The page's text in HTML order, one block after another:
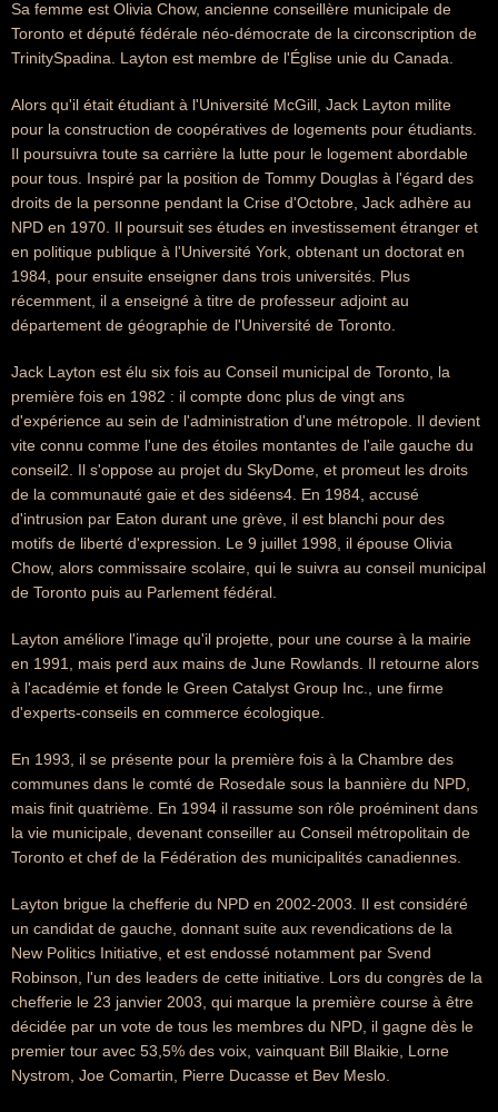
Sa femme est Olivia Chow, ancienne conseillère municipale de
Toronto et député fédérale néo-démocrate de la circonscription de
TrinitySpadina. Layton est membre de l'Église unie du Canada.
Alors qu'il était étudiant à l'Université McGill, Jack Layton milite
pour la construction de coopératives de logements pour étudiants.
Il poursuivra toute sa carrière la lutte pour le logement abordable
pour tous. Inspiré par la position de Tommy Douglas à l'égard des
droits de la personne pendant la Crise d'Octobre, Jack adhère au
NPD en 1970. Il poursuit ses études en investissement étranger et
en politique publique à l'Université York, obtenant un doctorat en
1984, pour ensuite enseigner dans trois universités. Plus
récemment, il a enseigné à titre de professeur adjoint au
département de géographie de l'Université de Toronto.
Jack Layton est élu six fois au Conseil municipal de Toronto, la
première fois en 1982 : il compte donc plus de vingt ans
d'expérience au sein de l'administration d'une métropole. Il devient
vite connu comme l'une des étoiles montantes de l'aile gauche du
conseil2. Il s'oppose au projet du SkyDome, et promeut les droits
de la communauté gaie et des sidéens4. En 1984, accusé
d'intrusion par Eaton durant une grève, il est blanchi pour des
motifs de liberté d'expression. Le 9 juillet 1998, il épouse Olivia
Chow, alors commissaire scolaire, qui le suivra au conseil municipal
de Toronto puis au Parlement fédéral.
Layton améliore l'image qu'il projette, pour une course à la mairie
en 1991, mais perd aux mains de June Rowlands. Il retourne alors
à l'académie et fonde le Green Catalyst Group Inc., une firme
d'experts-conseils en commerce écologique.
En 1993, il se présente pour la première fois à la Chambre des
communes dans le comté de Rosedale sous la bannière du NPD,
mais finit quatrième. En 1994 il rassume son rôle proéminent dans
la vie municipale, devenant conseiller au Conseil métropolitain de
Toronto et chef de la Fédération des municipalités canadiennes.
Layton brigue la chefferie du NPD en 2002-2003. Il est considéré
un candidat de gauche, donnant suite aux revendications de la
New Politics Initiative, et est endossé notamment par Svend
Robinson, l'un des leaders de cette initiative. Lors du congrès de la
chefferie le 23 janvier 2003, qui marque la première course à être
décidée par un vote de tous les membres du NPD, il gagne dès le
premier tour avec 53,5% des voix, vainquant Bill Blaikie, Lorne
Nystrom, Joe Comartin, Pierre Ducasse et Bev Meslo.